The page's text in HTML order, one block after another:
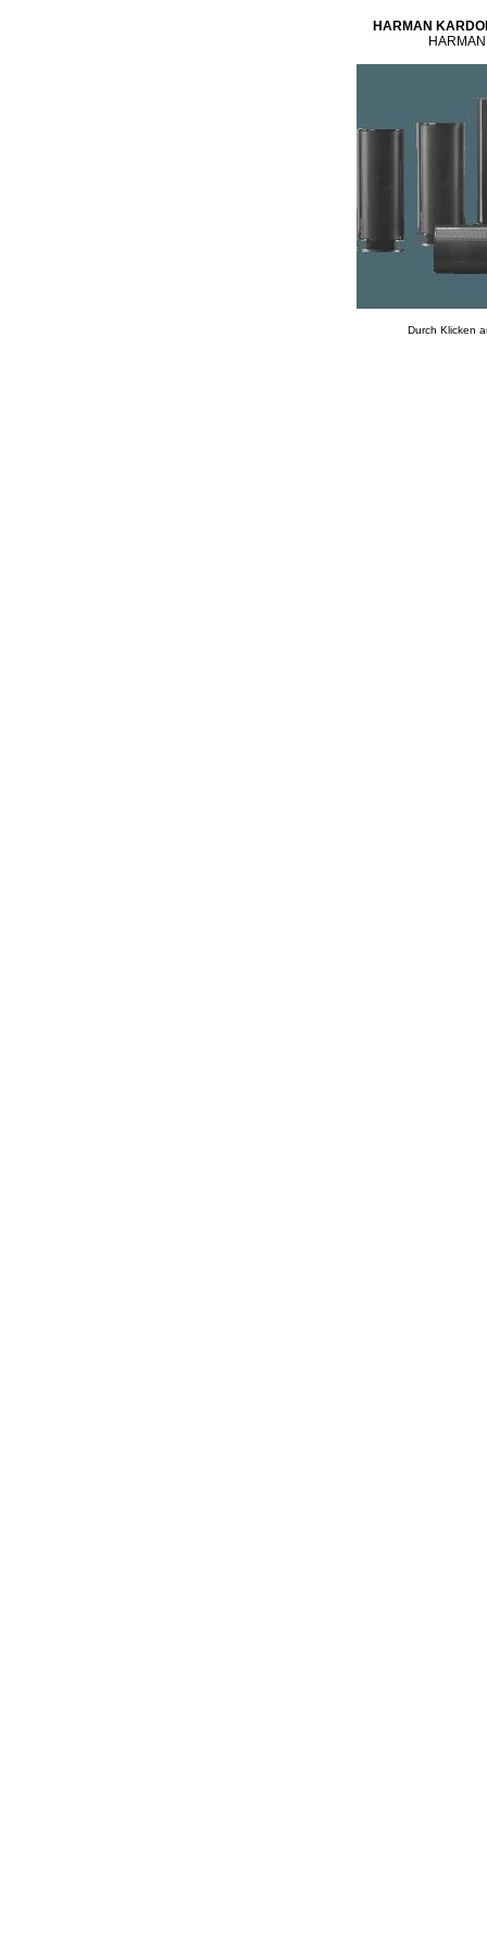
HARMAN
Durch Klicken